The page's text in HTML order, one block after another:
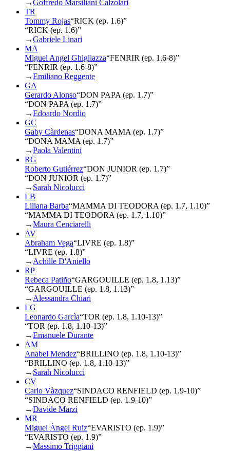
→Goffredo Marsiliani Calzolari
TR
Tommy Rojas“RICK (ep. 1.6)”
“RICK (ep. 1.6)”
→Gabriele Linari
MA
Miguel Angel Ghigliazza“FENRIR (ep. 1.6-8)”
“FENRIR (ep. 1.6-8)”
→Emiliano Reggente
GA
Gerardo Alonso“DON PAPA (ep. 1.7)”
“DON PAPA (ep. 1.7)”
→Edoardo Nordio
GC
Gaby Càrdenas“DONA MAMA (ep. 1.7)”
“DONA MAMA (ep. 1.7)”
→Paola Valentini
RG
Roberto Gutiérrez“DON JUNIOR (ep. 1.7)”
“DON JUNIOR (ep. 1.7)”
→ Sarah Nicolucci
LB
Liliana Barba“MAMMA DI TEODORA (ep. 1.7, 1.10)”
“MAMMA DI TEODORA (ep. 1.7, 1.10)”
→Maura Cenciarelli
AV
Abraham Vega“LIVRE (ep. 1.8)”
“LIVRE (ep. 1.8)”
→ Achille D'Aniello
RP
Rebeca Patiño“GARGOUILLE (ep. 1.8, 1.13)”
“GARGOUILLE (ep. 1.8, 1.13)”
→ Alessandra Chiari
LG
Leonardo Garcìa“TOR (ep. 1.8, 1.10-13)”
“TOR (ep. 1.8, 1.10-13)”
→Emanuele Durante
AM
Anabel Mendez“BRILLINO (ep. 1.8, 1.10-13)”
“BRILLINO (ep. 1.8, 1.10-13)”
→ Sarah Nicolucci
CV
Carlo Vàzquez“SINDACO RENFIELD (ep. 1.9-10)”
“SINDACO RENFIELD (ep. 1.9-10)”
→Davide Marzi
MR
Miguel Àngel Ruiz“EVARISTO (ep. 1.9)”
“EVARISTO (ep. 1.9)”
→Massimo Triggiani